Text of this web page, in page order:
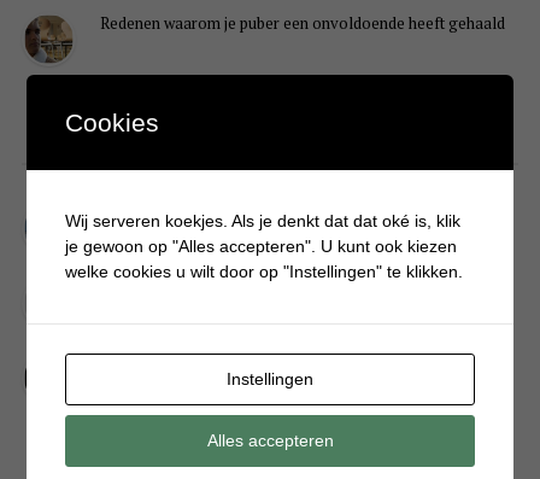
Redenen waarom je puber een onvoldoende heeft gehaald
Simpele DIY: Maak een geurroos van watten
Kerstengel maken van een houten wasknijper
Sneeuwpopkrans maken om bij de voordeur te hangen
Cookies
Wij serveren koekjes. Als je denkt dat dat oké is, klik
je gewoon op "Alles accepteren". U kunt ook kiezen
welke cookies u wilt door op "Instellingen" te klikken.
Instellingen
Alles accepteren